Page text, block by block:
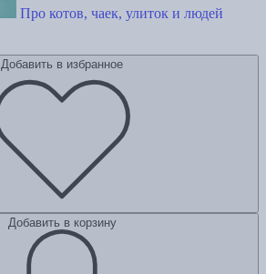
Про котов, чаек, улиток и людей
Добавить в избранное
Добавить в корзину